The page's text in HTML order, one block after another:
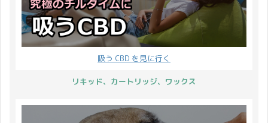
吸う CBD を見に行く
リキッド、カートリッジ、ワックス